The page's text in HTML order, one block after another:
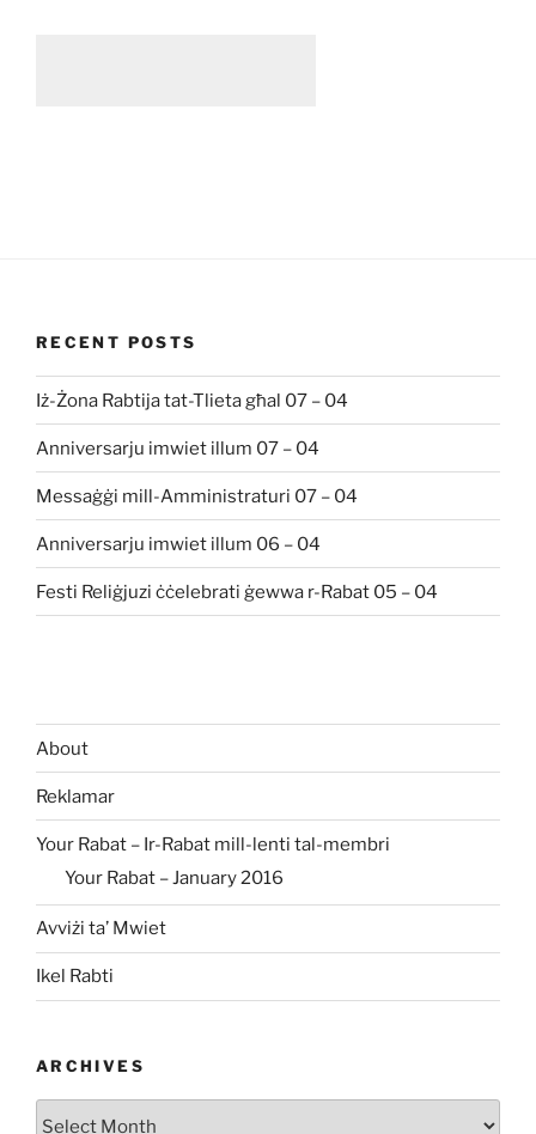
RECENT POSTS
Iż-Żona Rabtija tat-Tlieta għal 07 – 04
Anniversarju imwiet illum 07 – 04
Messaġġi mill-Amministraturi 07 – 04
Anniversarju imwiet illum 06 – 04
Festi Reliġjuzi ċċelebrati ġewwa r-Rabat 05 – 04
About
Reklamar
Your Rabat – Ir-Rabat mill-lenti tal-membri
Your Rabat – January 2016
Avviżi ta’ Mwiet
Ikel Rabti
ARCHIVES